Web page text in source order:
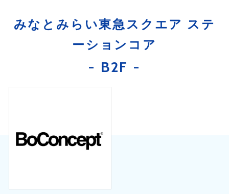
みなとみらい東急スクエア ステ
ーションコア
- B2F -